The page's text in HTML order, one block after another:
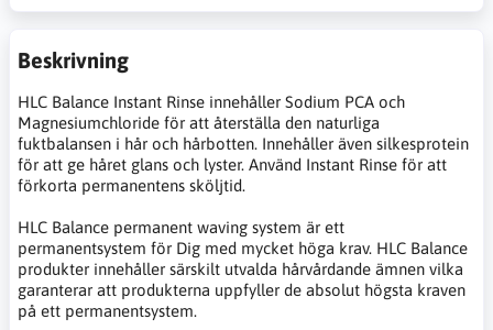
Beskrivning
HLC Balance Instant Rinse innehåller Sodium PCA och
Magnesiumchloride för att återställa den naturliga
fuktbalansen i hår och hårbotten. Innehåller även silkesprotein
för att ge håret glans och lyster. Använd Instant Rinse för att
förkorta permanentens sköljtid.
HLC Balance permanent waving system är ett
permanentsystem för Dig med mycket höga krav. HLC Balance
produkter innehåller särskilt utvalda hårvårdande ämnen vilka
garanterar att produkterna uppfyller de absolut högsta kraven
på ett permanentsystem.